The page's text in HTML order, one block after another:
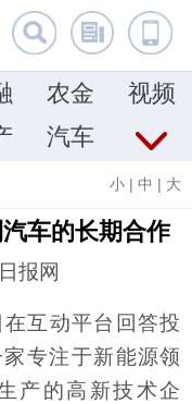
农金
视频
汽车
小 | 中 | 大
车的长期合作
报网
互动平台回答投
专注于新能源领
产的高新技术企